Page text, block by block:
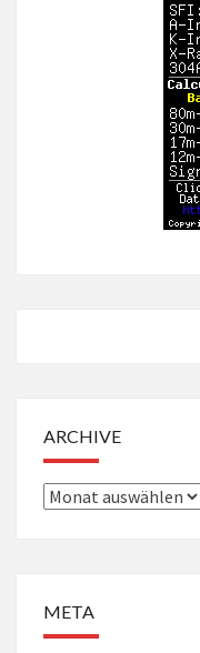
ARCHIVE
Archive
META